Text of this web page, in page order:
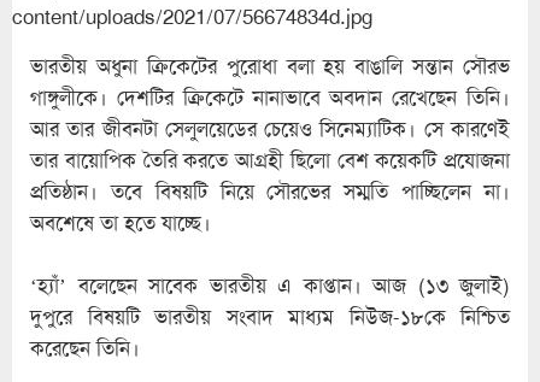
ভারতীয় অধুনা ক্রিকেটের পুরোধা বলা হয় বাঙালি সন্তান সৌরভ
গাঙ্গুলীকে। দেশটির ক্রিকেটে নানাভাবে অবদান রেখেছেন তিনি।
আর তার জীবনটা সেলুলয়েডের চেয়েও সিনেম্যাটিক। সে কারণেই
তার বায়োপিক তৈরি করতে আগ্রহী ছিলো বেশ কয়েকটি প্রযোজনা
প্রতিষ্ঠান। তবে বিষয়টি নিয়ে সৌরভের সম্মতি পাচ্ছিলেন না।
অবশেষে তা হতে যাচ্ছে।
‘হ্যাঁ’ বলেছেন সাবেক ভারতীয় এ কাপ্তান। আজ (১৩ জুলাই)
দুপুরে বিষয়টি ভারতীয় সংবাদ মাধ্যম নিউজ-১৮কে নিশ্চিত
করেছেন তিনি।